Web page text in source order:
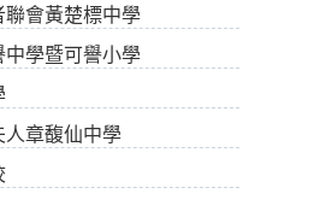
會黃楚標中學
學暨可譽小學
章馥仙中學